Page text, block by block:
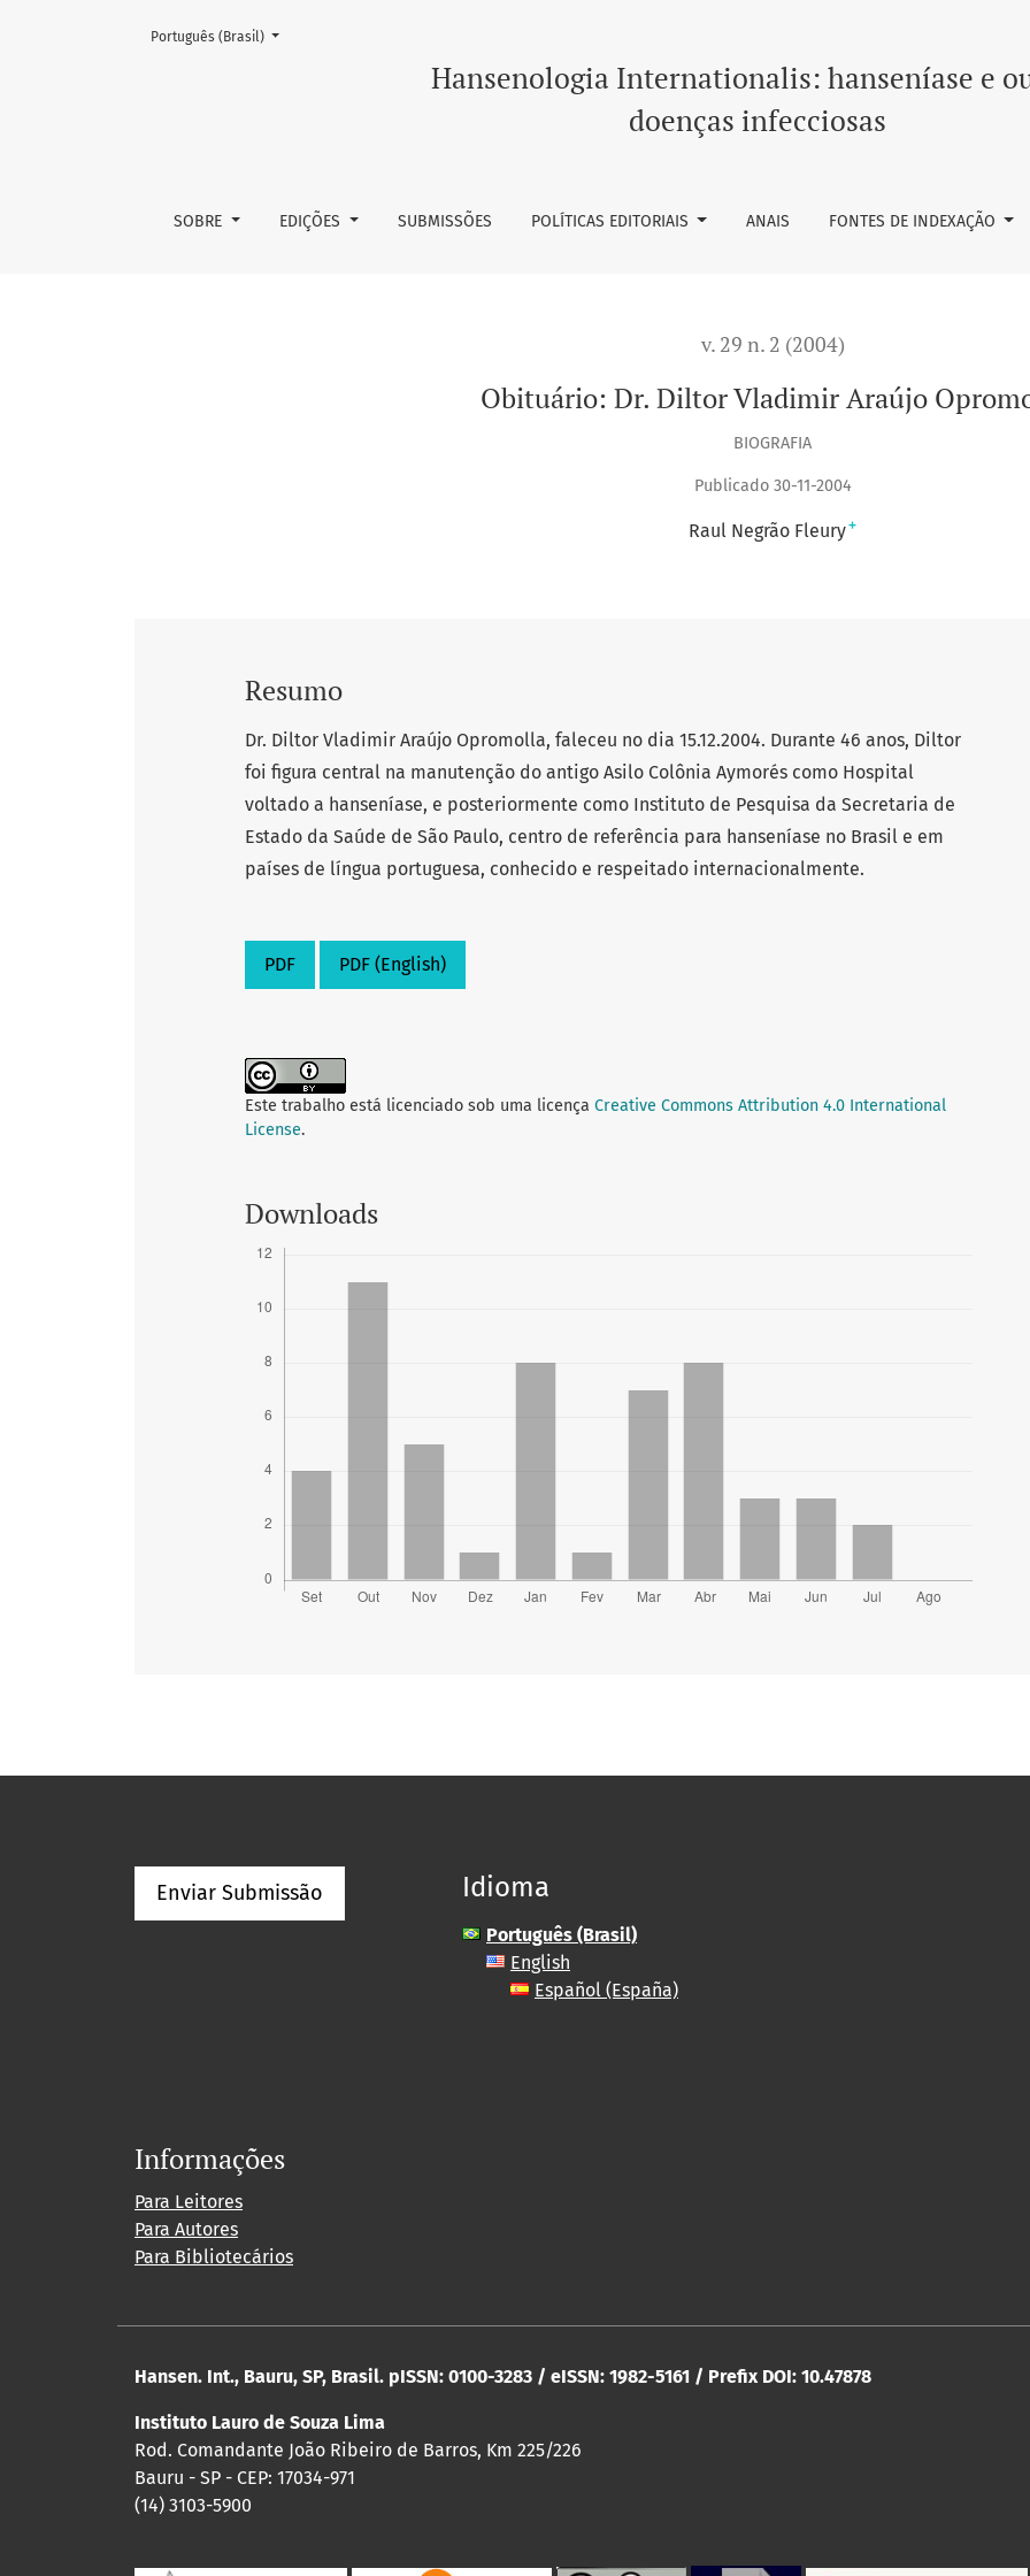
Obituário
Hansenologia Internationalis: hanseníase e
doenças infecciosas
SOBRE EDIÇÕES SUBMISSÕES POLÍTICAS EDITORIAIS ANAIS FONTES DE INDEXAÇÃO
Mudar o idioma. O atual é:
Português (Brasil)
v. 29 n. 2 (2004)
Obituário: Dr. Diltor Vladimir Araújo
BIOGRAFIA
Publicado 30-11-2004
Raul Negrão Fleury+
Resumo
Dr. Diltor Vladimir Araújo Opromolla, faleceu no dia 15.12.2004. Durante 46 anos, Diltor
foi figura central na manutenção do antigo Asilo Colônia Aymorés como Hospital
voltado a hanseníase, e posteriormente como Instituto de Pesquisa da Secretaria de
Estado da Saúde de São Paulo, centro de referência para hanseníase no Brasil e em
países de língua portuguesa, conhecido e respeitado internacionalmente.
PDF PDF (English)
Este trabalho está licenciado sob uma licença Creative Commons Attribution 4.0 International
License.
Downloads
Enviar Submissão Idioma
Português (Brasil)
English
Español (España)
Informações
Para Leitores
Para Autores
Para Bibliotecários
Hansen. Int., Bauru, SP, Brasil. pISSN: 0100-3283 / eISSN: 1982-5161 / Prefix DOI: 10.47878
Instituto Lauro de Souza Lima
Rod. Comandante João Ribeiro de Barros, Km 225/226
Bauru - SP - CEP: 17034-971
(14) 3103-5900